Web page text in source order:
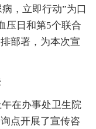
，立即行动”为口
压日和第5个联合
部署，为本次宣
在办事处卫生院
点开展了宣传咨